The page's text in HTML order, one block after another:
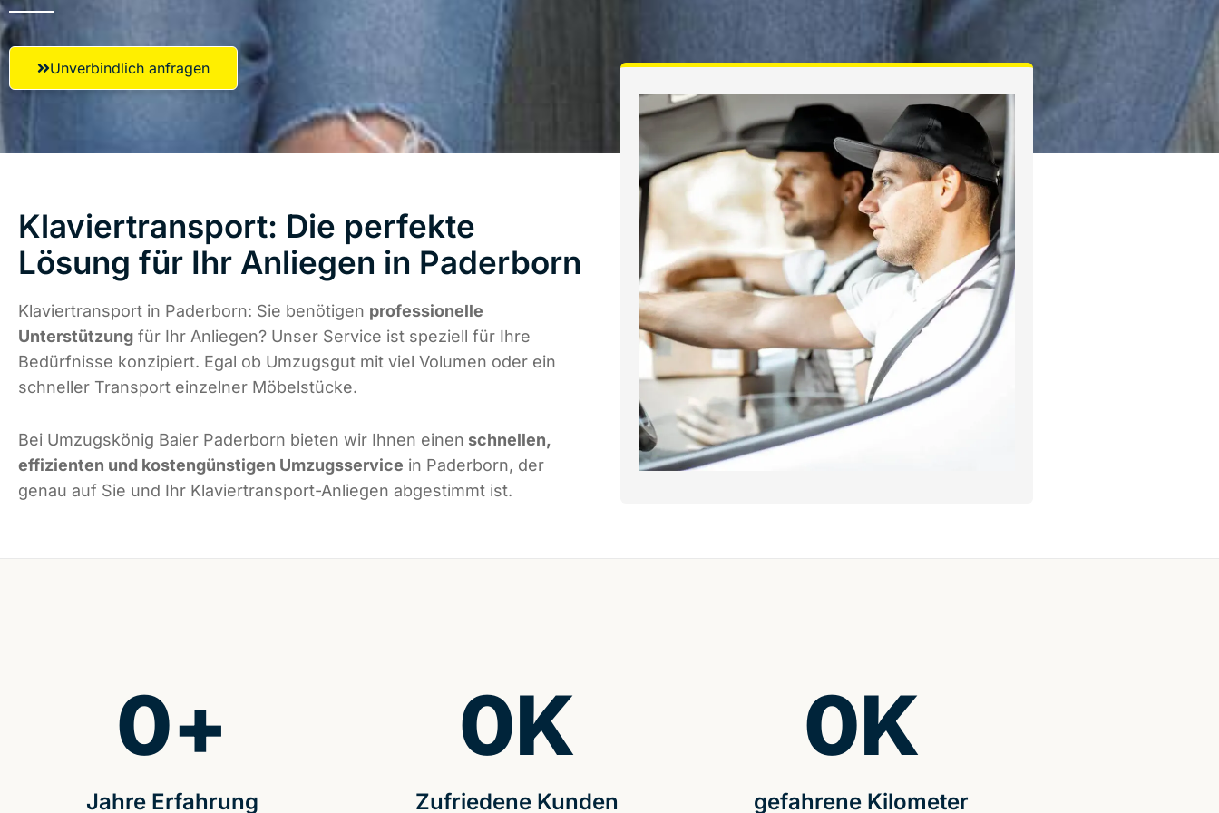
Unverbindlich anfragen
Klaviertransport: Die perfekte
Lösung für Ihr Anliegen in Paderborn
Klaviertransport in Paderborn: Sie benötigen professionelle
Unterstützung für Ihr Anliegen? Unser Service ist speziell für Ihre
Bedürfnisse konzipiert. Egal ob Umzugsgut mit viel Volumen oder ein
schneller Transport einzelner Möbelstücke.
Bei Umzugskönig Baier Paderborn bieten wir Ihnen einen schnellen,
effizienten und kostengünstigen Umzugsservice in Paderborn, der
genau auf Sie und Ihr Klaviertransport-Anliegen abgestimmt ist.
Jahre Erfahrung
0+
Zufriedene Kunden
0K
gefahrene Kilometer
0K